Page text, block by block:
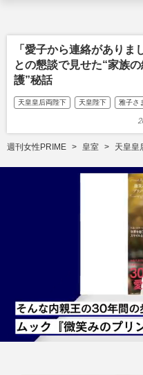
「愛子から連絡があり
との懇談で見せた“家族
護”秘話
天皇皇后両陛下 天皇陛下 雅子さ
週刊女性PRIME 皇室 天皇皇